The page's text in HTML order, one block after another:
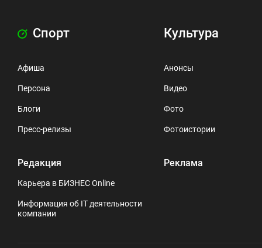
Спорт
Афиша
Персона
Блоги
Пресс-релизы
Редакция
Карьера в БИЗНЕС Online
Информация об IT деятельности
компании
Культура
Анонсы
Видео
Фото
Фотоистории
Реклама